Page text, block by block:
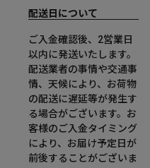
配送日について
ご入金確認後、2営業日
以内に発送いたします。
配送業者の事情や交通事
情、天候により、お荷物
の配送に遅延等が発生す
る場合がございます。お
客様のご入金タイミング
により、お届け予定日が
前後することがございま